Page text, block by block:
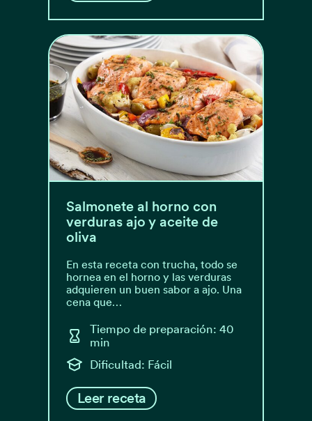
Salmonete al horno con
verduras ajo y aceite de
oliva
En esta receta con trucha, todo se
hornea en el horno y las verduras
adquieren un buen sabor a ajo. Una
cena que…
Tiempo de preparación: 40
min
Dificultad: Fácil
Leer receta